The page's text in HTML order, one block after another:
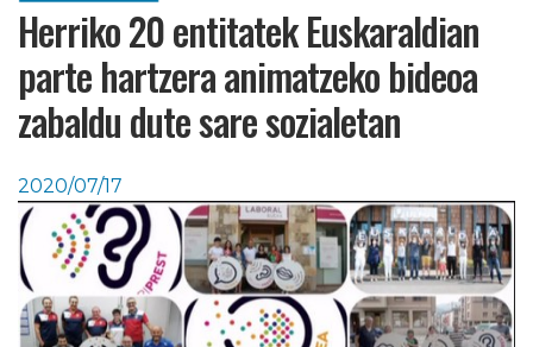
Herriko 20 entitatek Euskaraldian
parte hartzera animatzeko bideoa
zabaldu dute sare sozialetan
2020/07/17